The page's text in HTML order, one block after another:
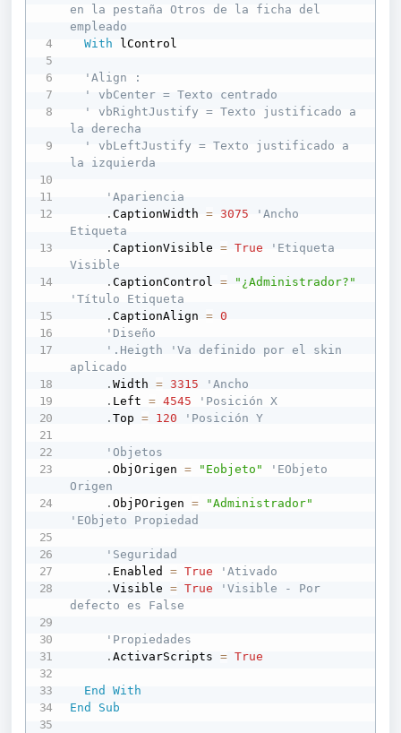
en la pestaña Otros de la ficha del
empleado
With lControl
'Align :
' vbCenter = Texto centrado
' vbRightJustify = Texto justificado a
la derecha
' vbLeftJustify = Texto justificado a
la izquierda
'Apariencia
.CaptionWidth = 3075
'Ancho
Etiqueta
.CaptionVisible = True
'Etiqueta
Visible
.CaptionControl =
"¿Administrador?"
'Título Etiqueta
.CaptionAlign = 0
'Diseño
'.Heigth 'Va definido por el skin
aplicado
.Width = 3315
'Ancho
. Left = 4545
'Posición X
.Top = 120 'Posición Y
'Objetos
.ObjOrigen = "Eobjeto"
'EObjeto
Origen
.ObjPOrigen =
"Administrador"
'EObjeto Propiedad
'Seguridad
. Enabled = True
'Ativado
.Visible = True
'Visible - Por
defecto es False
'Propiedades
.ActivarScripts = True
End
With
End
Sub